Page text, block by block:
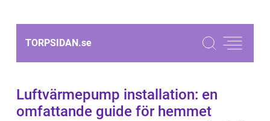
TORPSIDAN.se
Luftvärmepump installation: en
omfattande guide för hemmet